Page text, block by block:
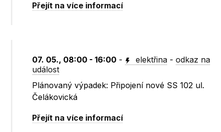
Přejít na více informací
07. 05., 08:00 - 16:00 - elektřina -odkaz na
událost
Plánovaný výpadek: Připojení nové SS 102 ul.
Čelákovická
Přejít na více informací